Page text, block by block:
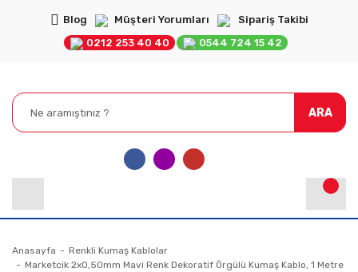
Blog Müşteri Yorumları
Sipariş Takibi
0212 253 40 40
0544 724 15 42
ARA
Anasayfa
Renkli Kumaş Kablolar
Marketcik 2x0,50mm Mavi Renk Dekoratif Örgülü Kumaş Kablo, 1 Metre